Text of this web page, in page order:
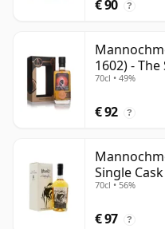
€ 90 ?
1602) -
70cl • 49%
€ 92 ?
Single
70cl • 56%
€ 97 ?